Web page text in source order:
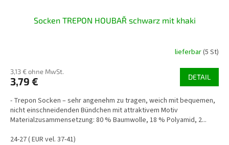
Socken TREPON HOUBAŘ schwarz mit khaki
lieferbar(5 St)
3,13 € ohne MwSt.
3,79 € DETAIL
- Trepon Socken – sehr angenehm zu tragen, weich mit bequemen,
nicht einschneidenden Bündchen mit attraktivem Motiv
Materialzusammensetzung: 80 % Baumwolle, 18 % Polyamid, 2...
24-27 ( EUR vel. 37-41)